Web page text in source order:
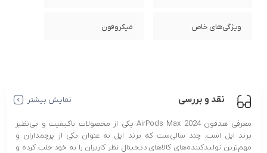
ویژگی‌های خاص میکروفون
نقد و بررسی نمایش بیشتر
معرفی هدفون AirPods Max 2024 یکی از محصولات باکیفیت و بی‌نظیر
برند اپل است. چند سالی‌ست که برند اپل به عنوان یکی از پرچمداران و
مهم‌ترین تولیدکننده‌های کالاهای دیجیتال نظر کاربران را به خود جلب کرده و